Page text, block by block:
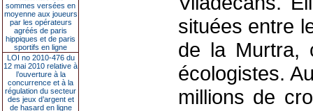
sommes versées en
moyenne aux joueurs
par les opérateurs
agréés de paris
hippiques et de paris
sportifs en ligne
LOI no 2010-476 du
12 mai 2010 relative à
l’ouverture à la
concurrence et à la
régulation du secteur
des jeux d’argent et
de hasard en ligne
situées entre
de la Murtra,
écologistes.
millions de